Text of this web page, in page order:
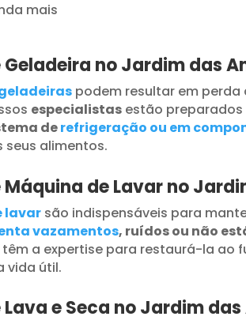
mais
Geladeira no Jardim das
podem resultar em
especialistas estão
derefrigeração ou em
seus alimentos.
Máquina de Lavar no
lavar são indispensáveis para
vazamentos, ruídos ou não
a expertise para restaurá-la ao
vida útil.
e Seca no Jardim